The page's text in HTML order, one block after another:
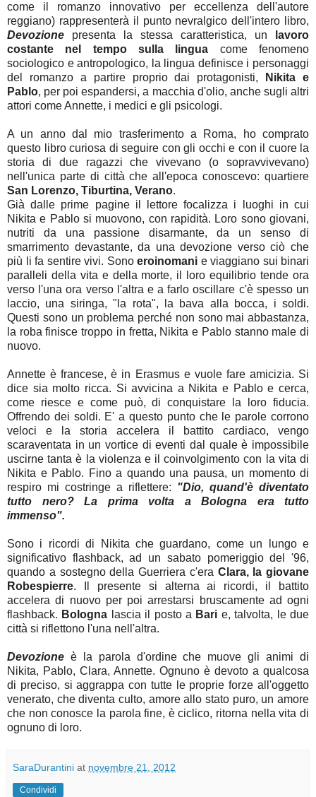
come il romanzo innovativo per eccellenza dell'autore
reggiano) rappresenterà il punto nevralgico dell'intero libro,
Devozione presenta la stessa caratteristica, un
lavoro
costante nel tempo sulla lingua come fenomeno
sociologico e antropologico, la lingua definisce i personaggi
del romanzo a partire proprio dai protagonisti,
Nikita e
Pablo, per poi espandersi, a macchia d'olio, anche sugli altri
attori come Annette, i medici e gli psicologi.
A un anno dal mio trasferimento a Roma, ho comprato
questo libro curiosa di seguire con gli occhi e con il cuore la
storia di due ragazzi che vivevano (o sopravvivevano)
nell'unica parte di città che all'epoca conoscevo: quartiere
San Lorenzo, Tiburtina, Verano.
Già dalle prime pagine il lettore focalizza i luoghi in cui
Nikita e Pablo si muovono, con rapidità. Loro sono giovani,
nutriti da una passione disarmante, da un senso di
smarrimento devastante, da una devozione verso ciò che
più li fa sentire vivi. Sono eroinomani e viaggiano sui binari
paralleli della vita e della morte, il loro equilibrio tende ora
verso l'una ora verso l'altra e a farlo oscillare c'è spesso un
laccio, una siringa, "la rota", la bava alla bocca, i soldi.
Questi sono un problema perché non sono mai abbastanza,
la roba finisce troppo in fretta, Nikita e Pablo stanno male di
nuovo.
Annette è francese, è in Erasmus e vuole fare amicizia. Si
dice sia molto ricca. Si avvicina a Nikita e Pablo e cerca,
come riesce e come può, di conquistare la loro fiducia.
Offrendo dei soldi. E' a questo punto che le parole corrono
veloci e la storia accelera il battito cardiaco, vengo
scaraventata in un vortice di eventi dal quale è impossibile
uscirne tanta è la violenza e il coinvolgimento con la vita di
Nikita e Pablo. Fino a quando una pausa, un momento di
respiro mi costringe a riflettere: "Dio, quand'è diventato
tutto nero? La prima volta a Bologna era tutto
immenso".
Sono i ricordi di Nikita che guardano, come un lungo e
significativo flashback, ad un sabato pomeriggio del '96,
quando a sostegno della Guerriera c'era Clara, la giovane
Robespierre. Il presente si alterna ai ricordi, il battito
accelera di nuovo per poi arrestarsi bruscamente ad ogni
flashback. Bologna lascia il posto a Bari e, talvolta, le due
città si riflettono l'una nell'altra.
Devozione è la parola d'ordine che muove gli animi di
Nikita, Pablo, Clara, Annette. Ognuno è devoto a qualcosa
di preciso, si aggrappa con tutte le proprie forze all'oggetto
venerato, che diventa culto, amore allo stato puro, un amore
che non conosce la parola fine, è ciclico, ritorna nella vita di
ognuno di loro.
SaraDurantini at novembre 21, 2012
Condividi